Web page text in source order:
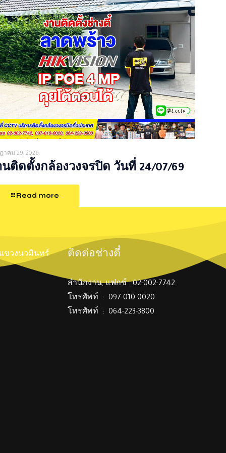
าคม 29, 2026
นติดตั้งกล้องวงจรปิด วันที่ 24/07/69
Read more
แขวงนวมินทร์ ติดต่อช่างตี๋
สำนักงาน, แฟกซ์ : 02-002-7742
โทรศัพท์ : 097-010-0020
โทรศัพท์ : 064-223-3800